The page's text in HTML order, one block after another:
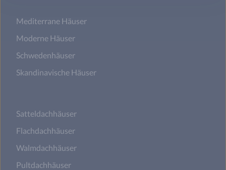
Mediterrane Häuser
Moderne Häuser
Schwedenhäuser
Skandinavische Häuser
Satteldachhäuser
Flachdachhäuser
Walmdachhäuser
Pultdachhäuser